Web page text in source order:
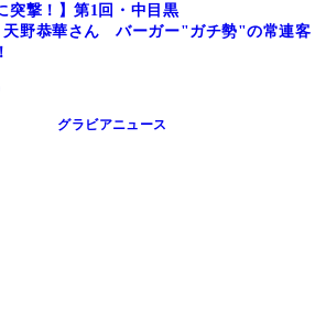
突撃！】第1回・中目黒
天野恭華さん バーガー"ガチ勢"の常連客
グラビアニュース